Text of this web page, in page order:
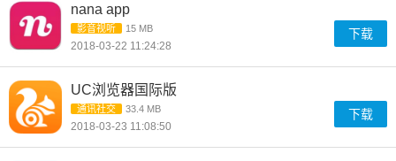
nana app
影音视听 15 MB
2018-03-22 11:24:28
下载
UC浏览器国际版
通讯社交 33.4 MB
2018-03-23 11:08:50
下载